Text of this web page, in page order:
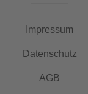
Impressum
Datenschutz
AGB